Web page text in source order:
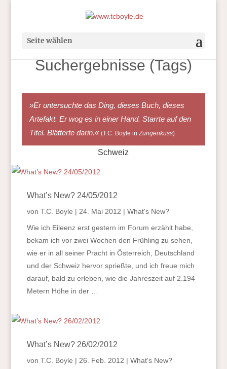
Seite wählen
Suchergebnisse (Tags)
»Er untersuchte das Ding, dieses Buch, dieses
Artefakt. Er wog es in einer Hand. Starrte auf den
Titel. Blätterte darin.« (T.C. Boyle in Zungenkuss)
Schweiz
What’s New? 24/05/2012
von T.C. Boyle | 24. Mai 2012 | What's New?
Wie ich Eileenz erst gestern im Forum erzählt habe,
bekam ich vor zwei Wochen den Frühling zu sehen,
wie er in all seiner Pracht in Österreich, Deutschland
und der Schweiz hervor sprießte, und ich freue mich
darauf, bald zu erleben, wie die Jahreszeit auf 2.194
Metern Höhe in der …
What’s New? 26/02/2012
von T.C. Boyle | 26. Feb. 2012 | What's New?